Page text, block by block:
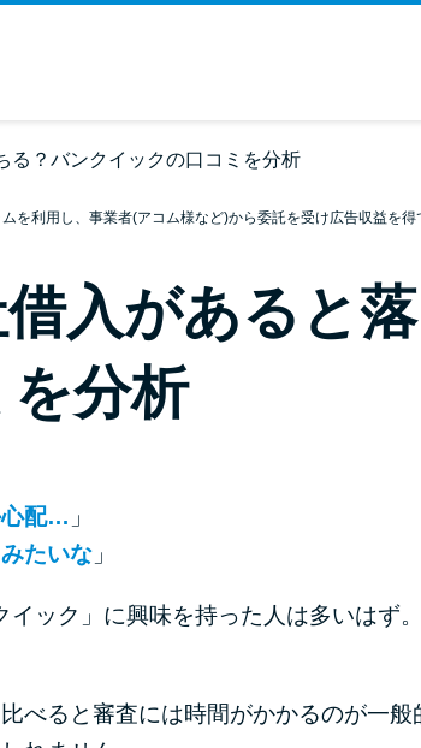
る？バンクイックの口コミを分析
を利用し、事業者(アコム様など)から委託を受け広告収益を得
入があると
分析
心配… 」
たいな 」
ック」に興味を持った人は多いはず
べると審査には時間がかかるのが一